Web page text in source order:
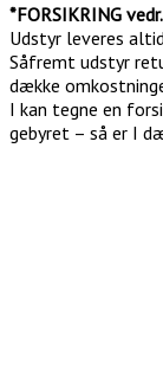
*FORSIKRING
Udstyr leveres
Såfremt udstyr
dække
I kan tegne en
gebyret – så er I